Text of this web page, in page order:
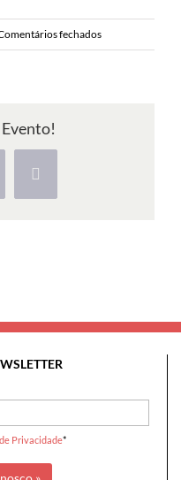
fechadosem
Caminhando
Pinterest
Privacidade*